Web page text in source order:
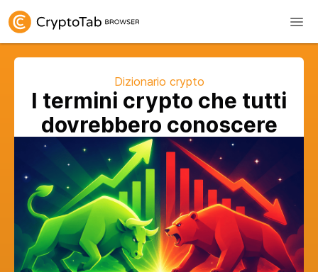
Dizionario crypto
I termini crypto che tutti
dovrebbero conoscere